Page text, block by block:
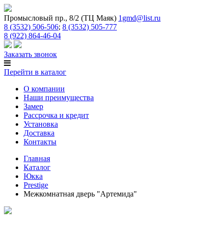
Промысловый пр., 8/2 (ТЦ Маяк) 1gmd@list.ru
8 (3532) 506-506; 8 (3532) 505-777
8 (922) 864-46-04
Заказать звонок
Перейти в каталог
О компании
Наши преимущества
Замер
Рассрочка и кредит
Установка
Доставка
Контакты
Главная
Каталог
Юкка
Prestige
Межкомнатная дверь "Артемида"